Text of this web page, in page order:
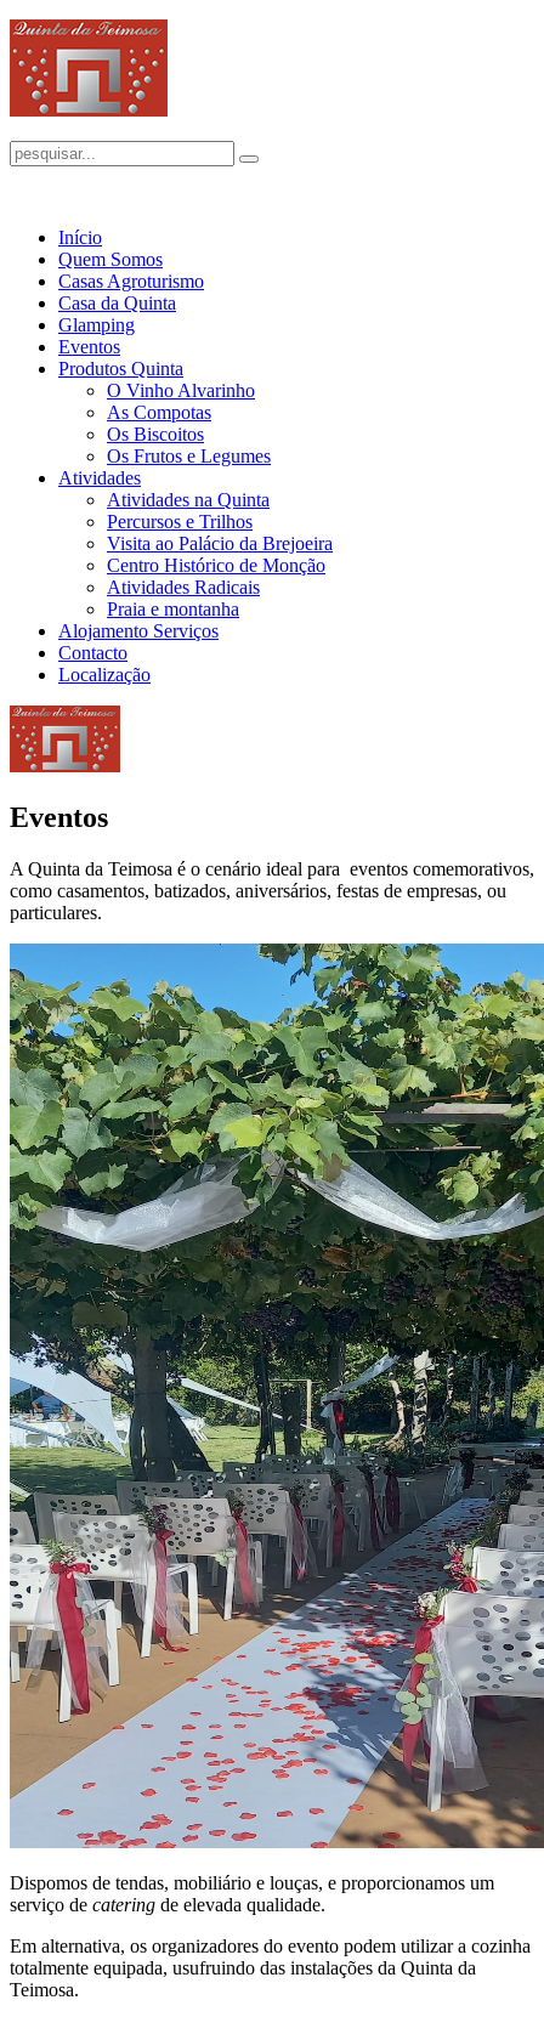
Início
Quem Somos
Casas Agroturismo
Casa da Quinta
Glamping
Eventos
Produtos Quinta
O Vinho Alvarinho
As Compotas
Os Biscoitos
Os Frutos e Legumes
Atividades
Atividades na Quinta
Percursos e Trilhos
Visita ao Palácio da Brejoeira
Centro Histórico de Monção
Atividades Radicais
Praia e montanha
Alojamento Serviços
Contacto
Localização
Eventos
A Quinta da Teimosa é o cenário ideal para eventos comemorativos,
como casamentos, batizados, aniversários, festas de empresas, ou
particulares.
Dispomos de tendas, mobiliário e louças, e proporcionamos um
serviço de catering de elevada qualidade.
Em alternativa, os organizadores do evento podem utilizar a cozinha
totalmente equipada, usufruindo das instalações da Quinta da
Teimosa.